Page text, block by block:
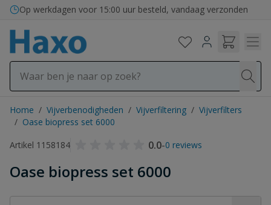
Ga naar de inhoud
Op werkdagen voor 15:00 uur besteld, vandaag verzonden
Home / Vijverbenodigheden / Vijverfiltering / Vijverfilters
/ Oase biopress set 6000
Artikel 1158184
0.0-0 reviews
Oase biopress set 6000